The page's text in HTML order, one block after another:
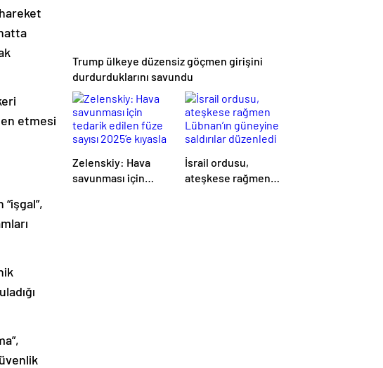
etmesi
Trump ülkeye düzensiz göçmen girişini
durdurduklarını savundu
Zelenskiy: Hava
savunması için
İsrail ordusu,
ateşkese rağmen